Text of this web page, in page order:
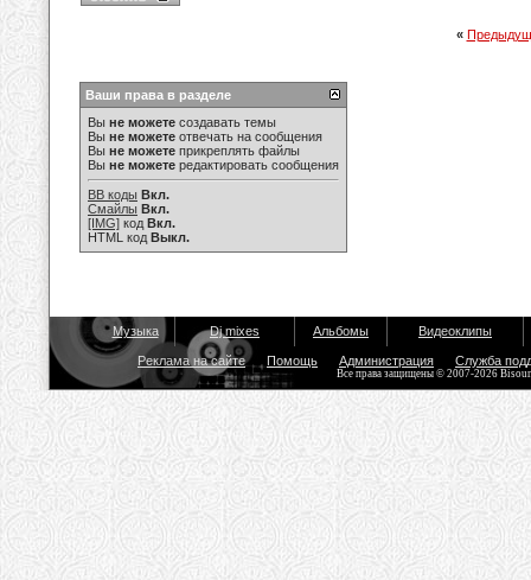
«
Ваши права в разделе
Вы не можете создавать темы
Вы не можете отвечать на сообщения
Вы не можете прикреплять файлы
Вы не можете редактировать сообщения
BB коды Вкл.
Смайлы Вкл.
[IMG] код Вкл.
HTML код Выкл.
Музыка Dj mixes Альбомы Видеоклипы
Реклама на сайте Помощь Администрация Служба
Все права защищены © 2007-2026